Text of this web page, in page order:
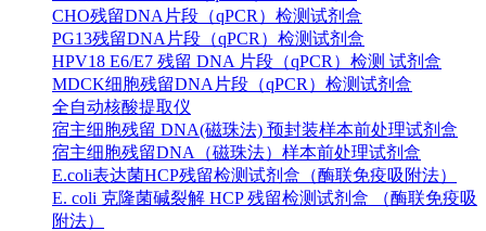
CHO残留DNA片段（qPCR）检测试剂盒
PG13残留DNA片段（qPCR）检测试剂盒
HPV18 E6/E7 残留 DNA 片段（qPCR）检测 试剂盒
MDCK细胞残留DNA片段（qPCR）检测试剂盒
全自动核酸提取仪
宿主细胞残留 DNA(磁珠法) 预封装样本前处理试剂盒
宿主细胞残留DNA（磁珠法）样本前处理试剂盒
E.coli表达菌HCP残留检测试剂盒（酶联免疫吸附法）
E. coli 克隆菌碱裂解 HCP 残留检测试剂盒 （酶联免疫吸
附法）